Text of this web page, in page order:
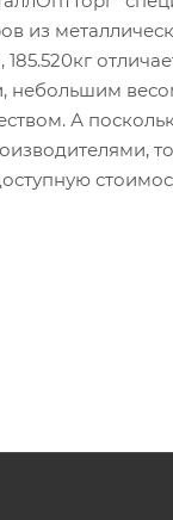
из
небольшим
А